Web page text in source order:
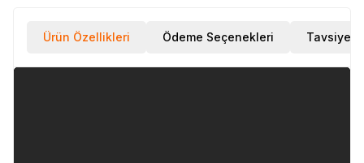
Ürün Özellikleri Ödeme Seçenekleri Tavsiye Et